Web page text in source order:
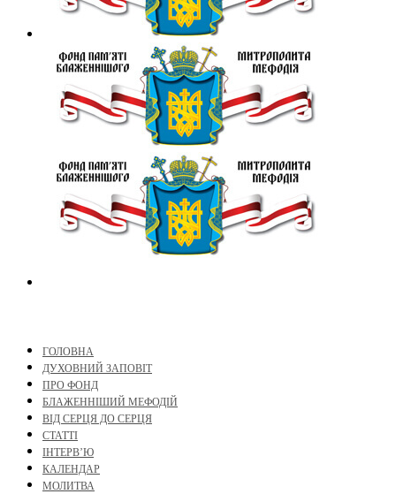
ГОЛОВНА
ДУХОВНИЙ ЗАПОВІТ
ПРО ФОНД
БЛАЖЕННІШИЙ МЕФОДІЙ
ВІД СЕРЦЯ ДО СЕРЦЯ
СТАТТІ
ІНТЕРВ’Ю
КАЛЕНДАР
МОЛИТВА